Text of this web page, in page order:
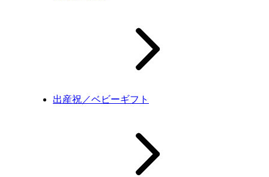
出産祝／ベビーギフト